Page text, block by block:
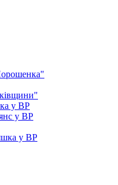
у ВР
у ВР
у ВР